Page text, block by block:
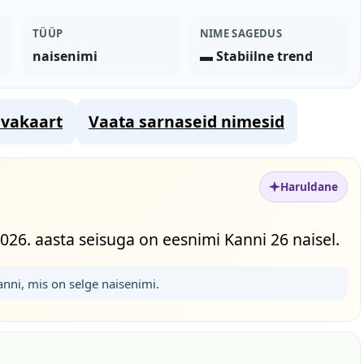
TÜÜP
naisenimi
NIME SAGEDUS
▬ Stabiilne trend
Vaata sarnaseid nimesid
Haruldane
aasta seisuga on eesnimi Kanni 26 naisel.
mis on selge naisenimi.